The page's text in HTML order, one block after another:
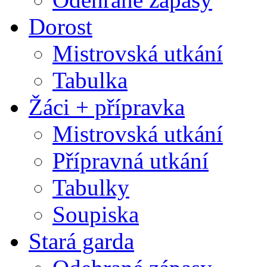
Dorost
Mistrovská utkání
Tabulka
Žáci + přípravka
Mistrovská utkání
Přípravná utkání
Tabulky
Soupiska
Stará garda